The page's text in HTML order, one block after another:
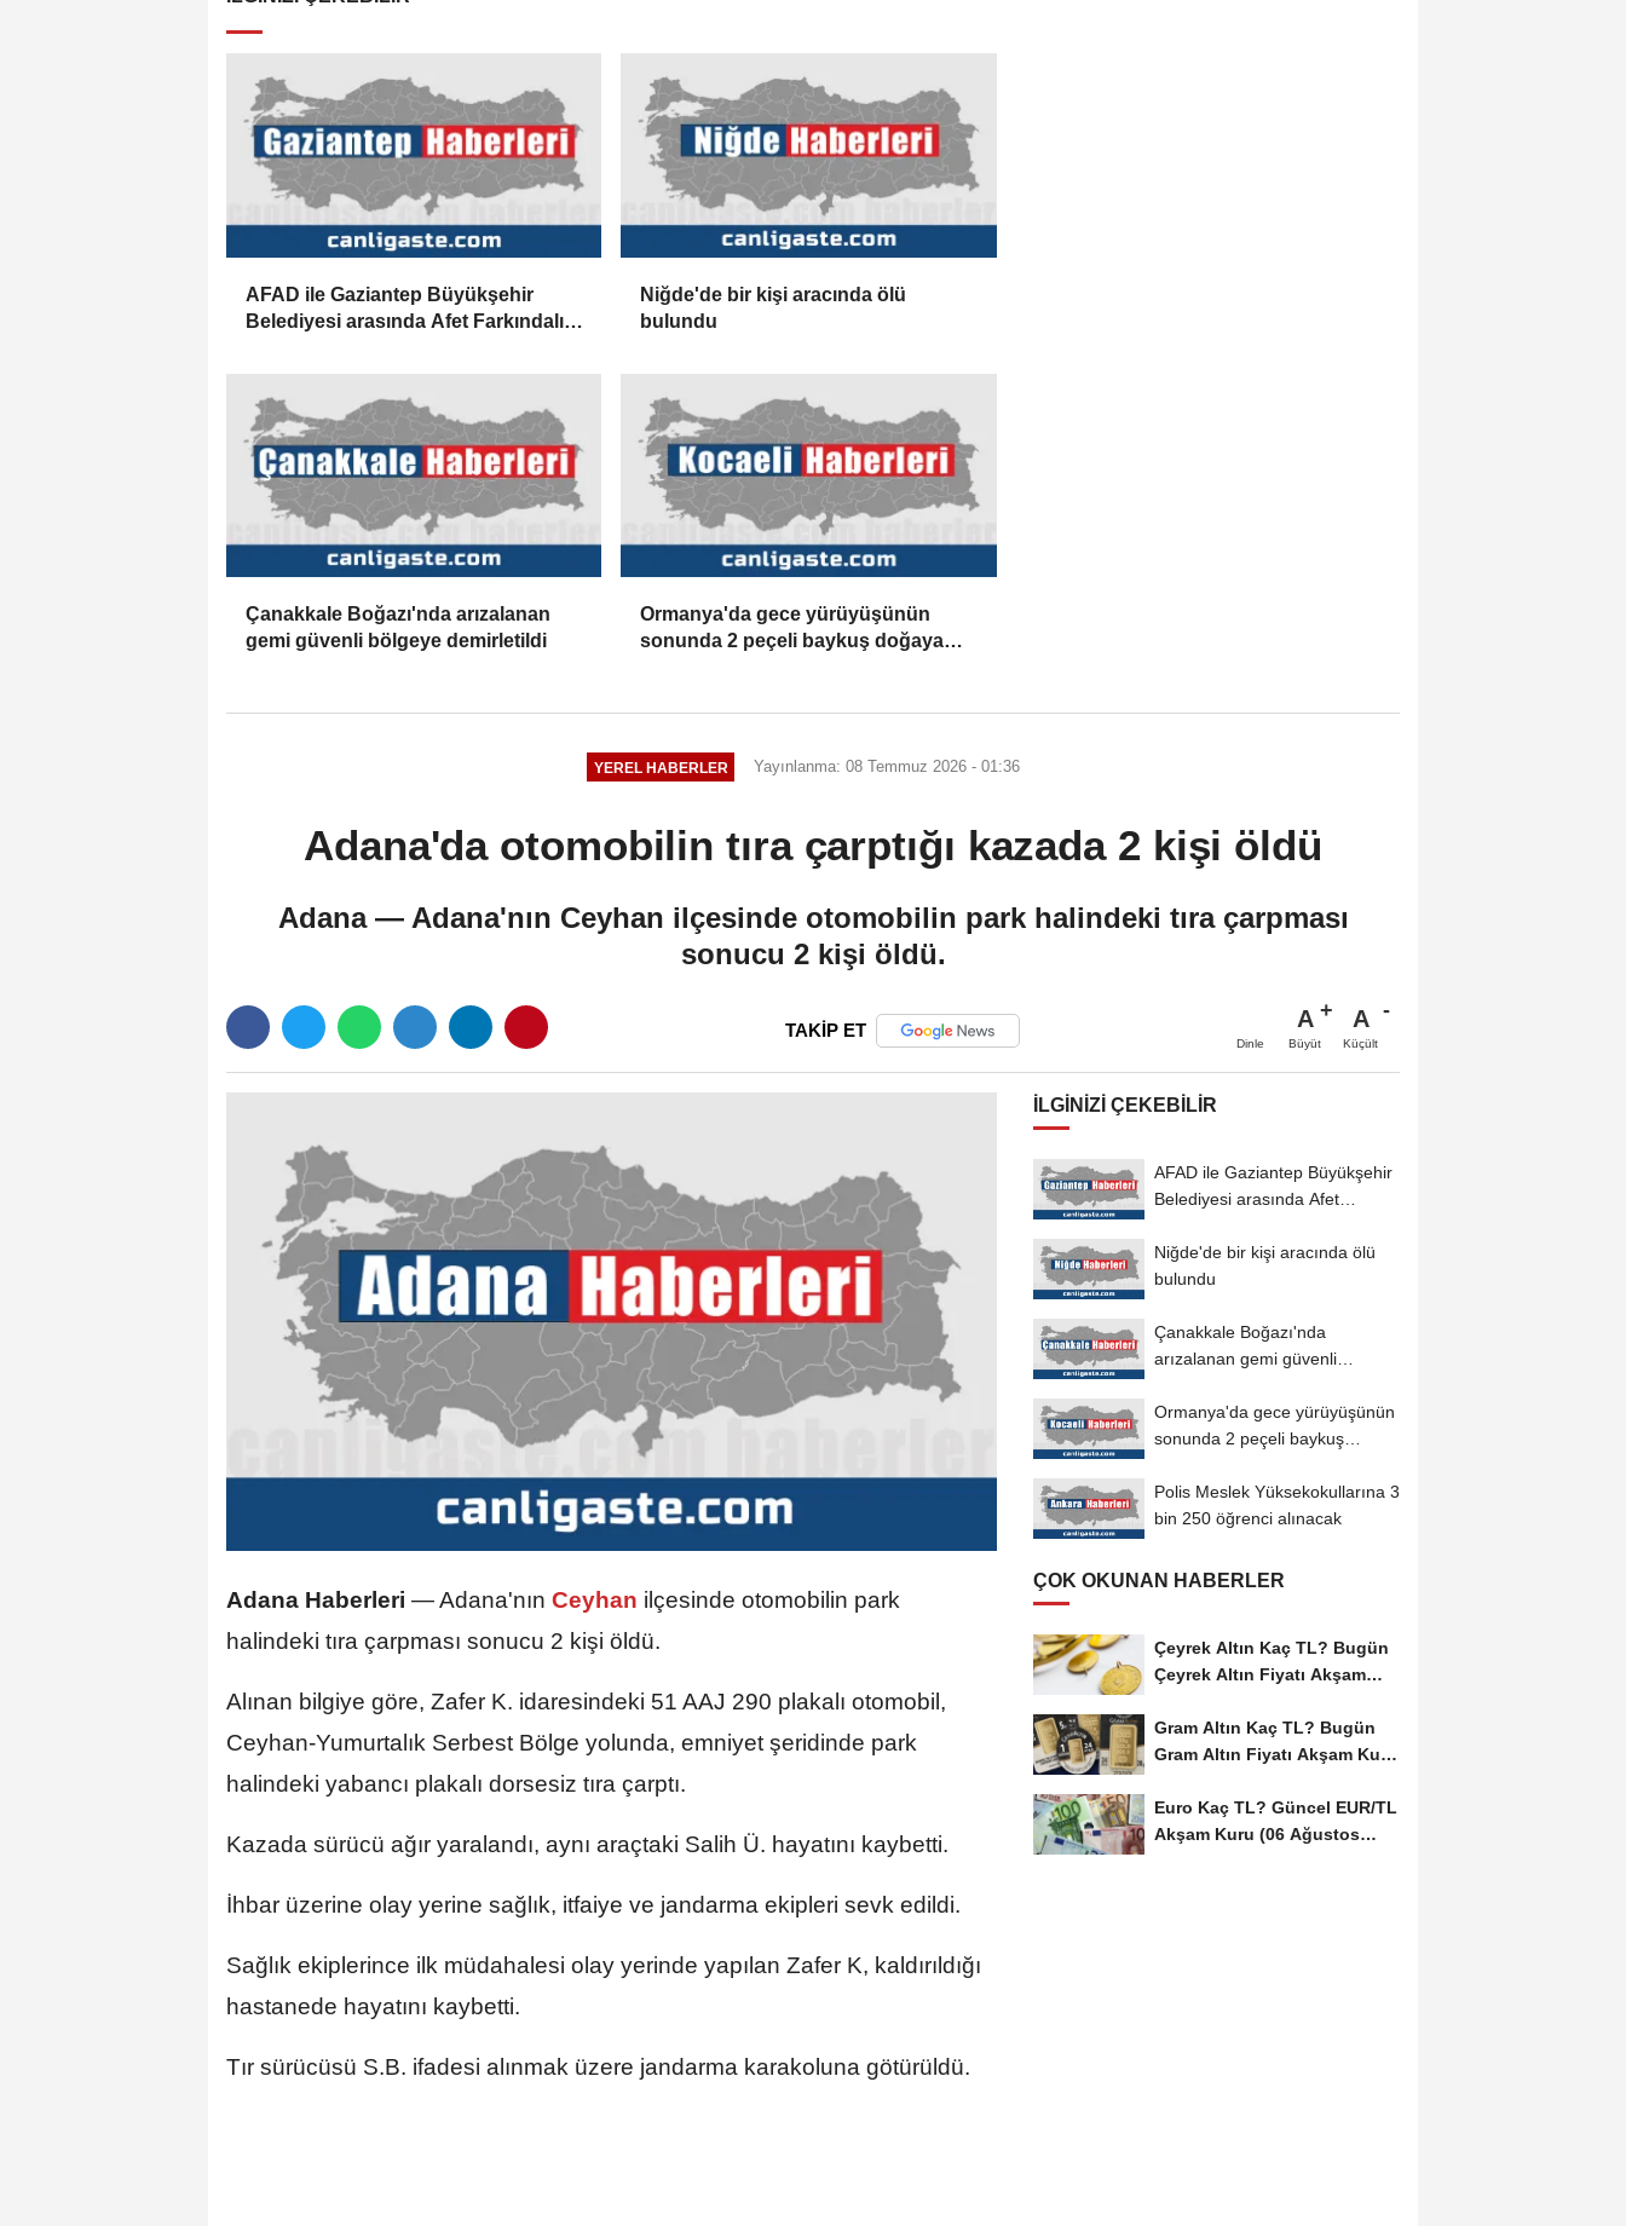
AFAD ile Gaziantep Büyükşehir
Belediyesi arasında Afet Farkındalık
protokolü
Niğde'de bir kişi aracında ölü
bulundu
Çanakkale Boğazı'nda arızalanan
gemi güvenli bölgeye demirletildi
Ormanya'da gece yürüyüşünün
sonunda 2 peçeli baykuş doğaya
YEREL HABERLER Yayınlanma: 08 Temmuz 2026 - 01:36
Adana'da otomobilin tıra çarptığı kazada 2 kişi öldü
Adana — Adana'nın Ceyhan ilçesinde otomobilin park halindeki tıra çarpması
sonucu 2 kişi öldü.
TAKİP ET
Dinle
A
Büyüt
A
Küçült
Adana Haberleri —Adana'nın Ceyhan ilçesinde otomobilin park
halindeki tıra çarpması sonucu 2 kişi öldü.
Alınan bilgiye göre, Zafer K. idaresindeki 51 AAJ 290 plakalı otomobil,
Ceyhan-Yumurtalık Serbest Bölge yolunda, emniyet şeridinde park
halindeki yabancı plakalı dorsesiz tıra çarptı.
Kazada sürücü ağır yaralandı, aynı araçtaki Salih Ü. hayatını kaybetti.
İhbar üzerine olay yerine sağlık, itfaiye ve jandarma ekipleri sevk edildi.
Sağlık ekiplerince ilk müdahalesi olay yerinde yapılan Zafer K, kaldırıldığı
hastanede hayatını kaybetti.
Tır sürücüsü S.B. ifadesi alınmak üzere jandarma karakoluna götürüldü.
İLGINIZI ÇEKEBILIR
AFAD ile Gaziantep Büyükşehir
Belediyesi arasında Afet
Niğde'de bir kişi aracında ölü
bulundu
Çanakkale Boğazı'nda
arızalanan gemi güvenli
Ormanya'da gece yürüyüşünün
sonunda 2 peçeli baykuş
Polis Meslek Yüksekokullarına 3
bin 250 öğrenci alınacak
ÇOK OKUNAN HABERLER
Çeyrek Altın Kaç TL? Bugün
Çeyrek Altın Fiyatı Akşam
Gram Altın Kaç TL? Bugün
Gram Altın Fiyatı Akşam Kuru
Euro Kaç TL? Güncel EUR/TL
Akşam Kuru (06 Ağustos